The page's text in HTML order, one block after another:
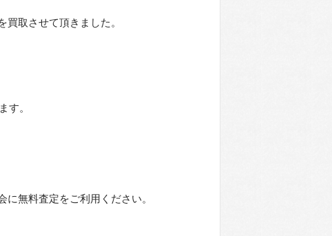
取させて頂きました。
す。
無料査定をご利用ください。